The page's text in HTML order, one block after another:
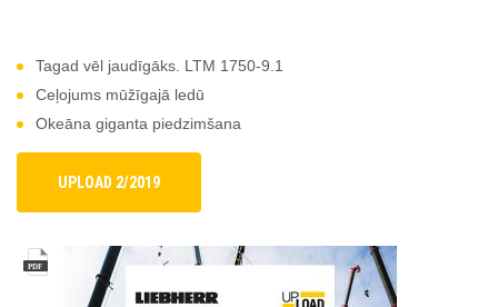
Tagad vēl jaudīgāks. LTM 1750-9.1
Ceļojums mūžīgajā ledū
Okeāna giganta piedzimšana
UPLOAD 2/2019